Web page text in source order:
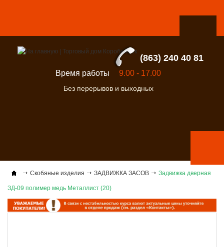
(863) 240 40 81
Время работы 9.00 - 17.00
Без перерывов и выходных
Скобяные изделия ЗАДВИЖКА ЗАСОВ Задвижка дверная
ЗД-09 полимер медь Металлист (20)